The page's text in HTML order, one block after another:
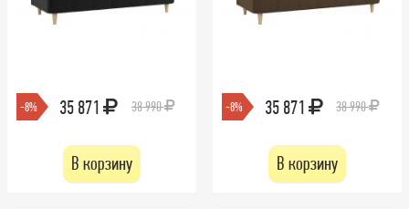
-8% 35 871 38 990
В корзину
-8% 35 871 38 990
В корзину